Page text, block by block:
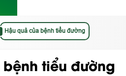
Hậu quả của bệnh tiểu đường
tiểu đường